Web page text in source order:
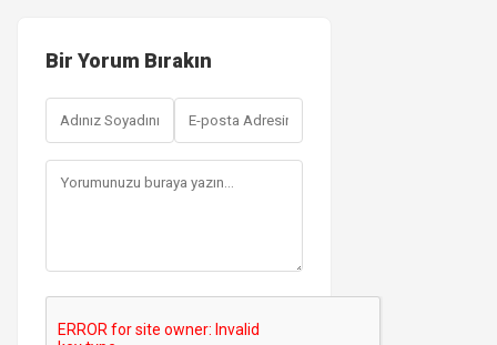
Bir Yorum Bırakın